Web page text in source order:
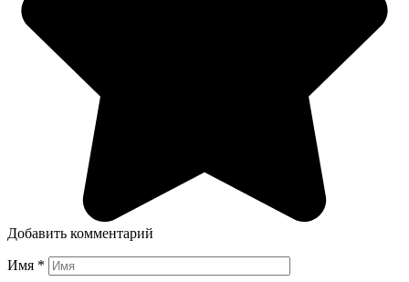
Добавить комментарий
Имя *